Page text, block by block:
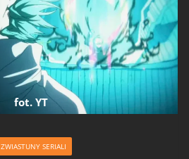
fot. YT
ZWIASTUNY SERIALI